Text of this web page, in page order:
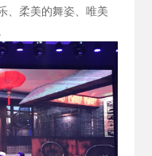
、柔美的舞姿、唯美